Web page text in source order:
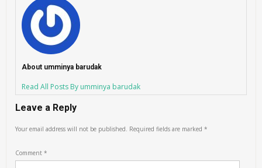
About umminya barudak
Read All Posts By umminya barudak
Leave a Reply
Your email address will not be published. Required fields are marked*
Comment*